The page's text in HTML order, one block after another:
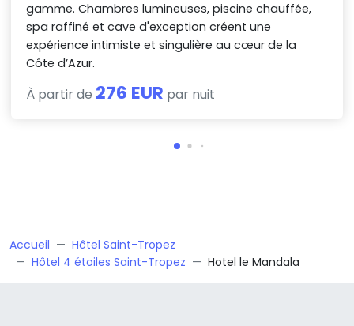
gamme. Chambres lumineuses, piscine chauffée,
spa raffiné et cave d'exception créent une
expérience intimiste et singulière au cœur de la
Côte d’Azur.
À partir de 276 EUR par nuit
Accueil
Hôtel Saint-Tropez
Hôtel 4 étoiles Saint-Tropez
Hotel le Mandala